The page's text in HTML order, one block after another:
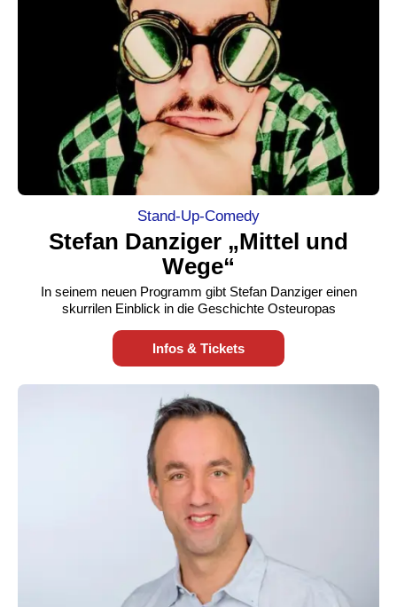
Stand-Up-Comedy
Stefan Danziger „Mittel und
Wege“
In seinem neuen Programm gibt Stefan Danziger einen
skurrilen Einblick in die Geschichte Osteuropas
Infos & Tickets